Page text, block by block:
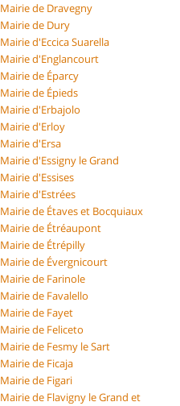
Mairie de Dravegny
Mairie de Dury
Mairie d'Eccica Suarella
Mairie d'Englancourt
Mairie de Éparcy
Mairie de Épieds
Mairie d'Erbajolo
Mairie d'Erloy
Mairie d'Ersa
Mairie d'Essigny le Grand
Mairie d'Essises
Mairie d'Estrées
Mairie de Étaves et Bocquiaux
Mairie de Étréaupont
Mairie de Étrépilly
Mairie de Évergnicourt
Mairie de Farinole
Mairie de Favalello
Mairie de Fayet
Mairie de Feliceto
Mairie de Fesmy le Sart
Mairie de Ficaja
Mairie de Figari
Mairie de Flavigny le Grand et